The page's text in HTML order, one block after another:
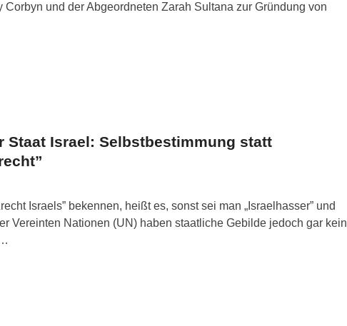
und der Abgeordneten Zarah Sultana zur Gründung von
Staat Israel: Selbstbestimmung statt
Israels” bekennen, heißt es, sonst sei man „Israelhasser” und
Vereinten Nationen (UN) haben staatliche Gebilde jedoch gar kein